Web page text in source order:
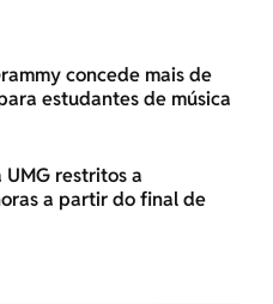
concede mais de
estudantes de música
restritos a
a partir do final de